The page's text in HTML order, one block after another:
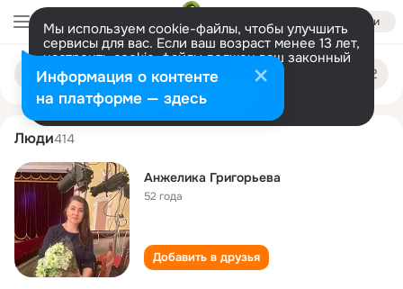
Войти
Мы используем cookie-файлы, чтобы улучшить
сервисы для вас. Если ваш возраст менее 13 лет,
настроить cookie-файлы должен ваш законный
представитель. Больше информации
Разрешить все Настроить
Поиск
людям
anzhelika grigoreva
Люди414
Анжелика Григорьева
52 года
Добавить в друзья
Информация о контенте
на платформе — здесь